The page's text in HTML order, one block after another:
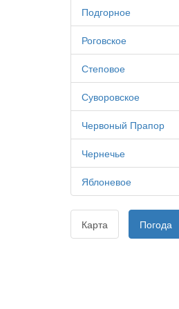
Подгорное
Роговское
Степовое
Суворовское
Червоный Прапор
Чернечье
Яблоневое
Карта Погода